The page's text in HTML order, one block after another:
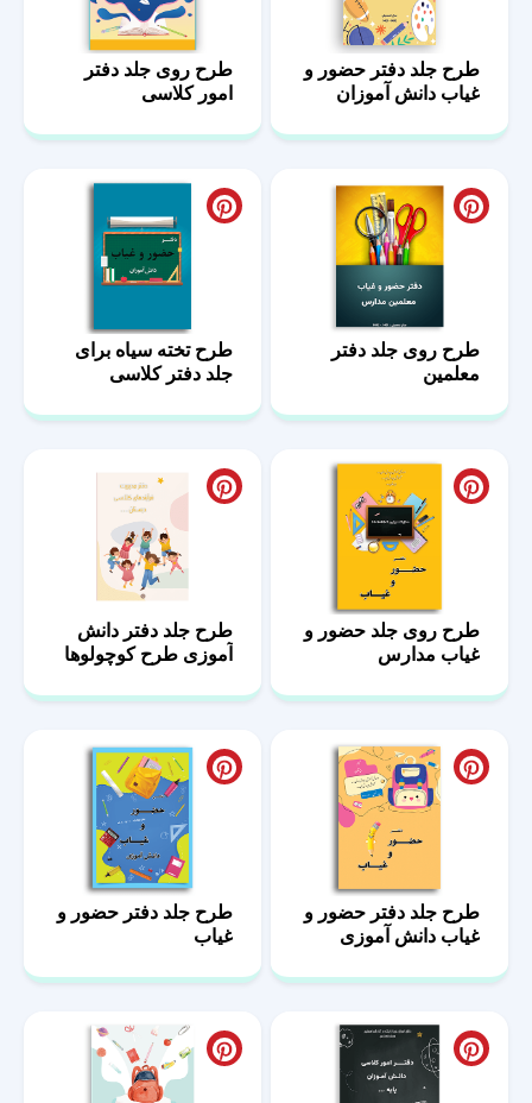
طرح جلد دفتر حضور و
غیاب دانش آموزان
طرح روی جلد دفتر
امور کلاسی
طرح روی جلد دفتر
معلمین
طرح تخته سیاه برای
جلد دفتر کلاسی
طرح روی جلد حضور و
غیاب مدارس
طرح جلد دفتر دانش
آموزی طرح کوچولوها
طرح جلد دفتر حضور و
غیاب دانش آموزی
طرح جلد دفتر حضور و
غیاب